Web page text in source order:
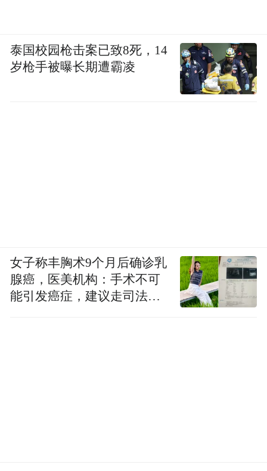
泰国校园枪击案已致8死，14
岁枪手被曝长期遭霸凌
女子称丰胸术9个月后确诊乳
腺癌，医美机构：手术不可
能引发癌症，建议走司法途